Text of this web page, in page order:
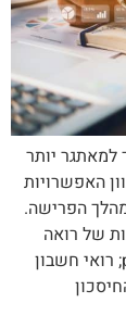
למאתגר יותר
האפשרויות
הפרישה.
של רואה
חשבון יכולה להתגלות כבעלת ערך רב.</p&amp;gt; רואי חשבון